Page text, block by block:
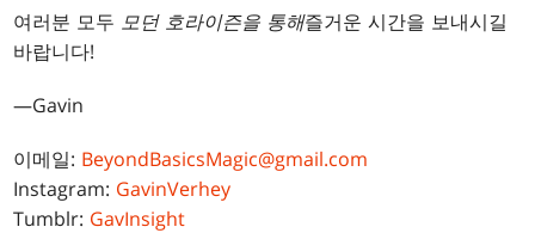
여러분 모두 모던 호라이즌을 통해즐거운 시간을 보내시길
바랍니다!
—Gavin
이메일: BeyondBasicsMagic@gmail.com
Instagram: GavinVerhey
Tumblr: GavInsight